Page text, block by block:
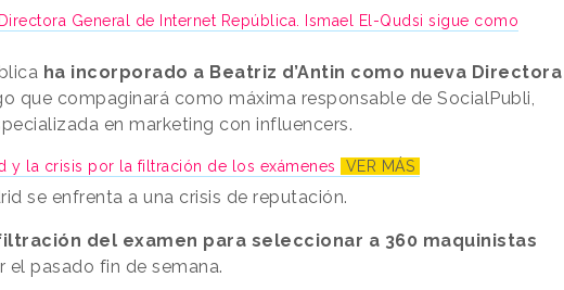
Directora General de Internet República. Ismael El-Qudsi sigue como
ha incorporado a Beatriz d’Antin como nueva Directora
que compaginará como máxima responsable de SocialPubli,
en marketing con influencers.
y la crisis por la filtración de los exámenes VER MÁS
se enfrenta a una crisis de reputación.
del examen para seleccionar a 360 maquinistas
el pasado fin de semana.